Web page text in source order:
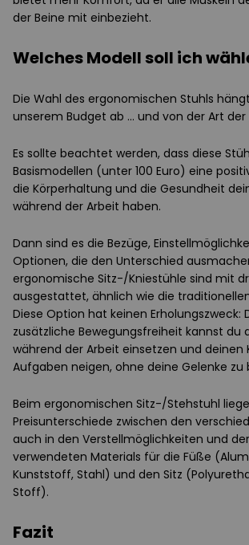
der Beine mit einbezieht.
Welches Modell soll ich
Die Wahl des ergonomischen Stuhls
unserem Budget ab ... und von der Art der
Es sollte beachtet werden, dass diese
Basismodellen (unter 100 Euro) eine
die Körperhaltung und die Gesundheit
während der Arbeit haben.
Dann sind es die Bezüge,
Optionen, die den Unterschied
ergonomische Sitz-/Kniestühle sind mit
ausgestattet, ähnlich wie die
Diese Option hat keinen Erholungszweck:
zusätzliche Bewegungsfreiheit kannst du
während der Arbeit einsetzen und deinen
Aufgaben neigen, ohne deine Gelenke zu
Beim ergonomischen Sitz-/Stehstuhl
Preisunterschiede zwischen den
auch in den Verstellmöglichkeiten und
verwendeten Materials für die Füße
Kunststoff, Stahl) und den Sitz
Stoff).
Fazit